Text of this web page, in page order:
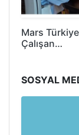
Mars
Çalışan…
SOSYAL